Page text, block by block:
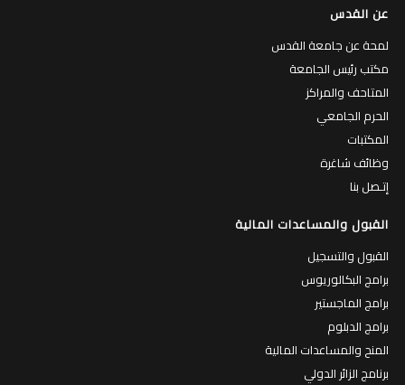
عن القدس
لمحة عن جامعة القدس
مكتب رئيس الجامعة
المتاحف والمراكز
الحرم الجامعي
المكتبات
وظائف شاغرة
إتـصل بنا
القبول والمساعدات المالية
القبول والتسجيل
برامج البكالوريوس
برامج الماجستير
برامج الدبلوم
المنح والمساعدات المالية
برنامج الزائر الدولي